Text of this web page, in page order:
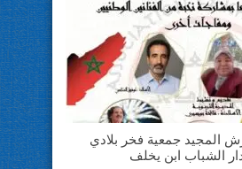
المجيد جمعية فخر بلادي
الشباب ابن يخلف